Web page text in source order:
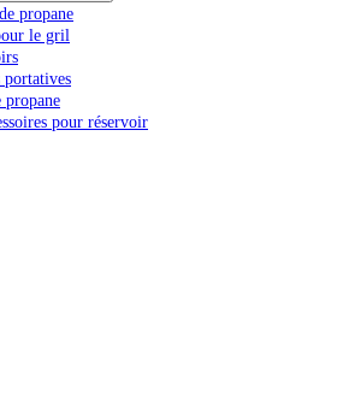
propane
le gril
portatives
propane
pour réservoir